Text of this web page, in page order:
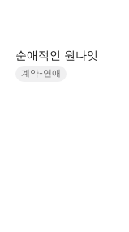
순애적인 원나잇
계약-연애